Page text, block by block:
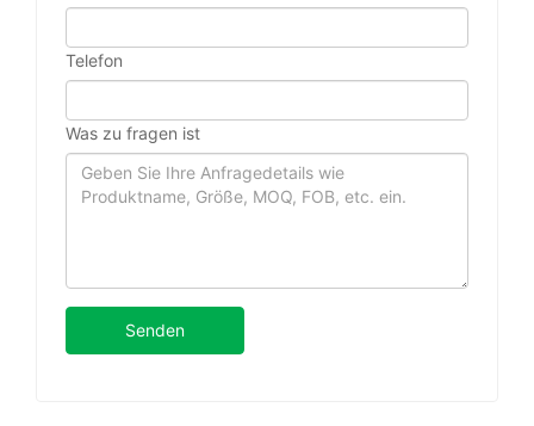
Telefon
Was zu fragen ist
Senden